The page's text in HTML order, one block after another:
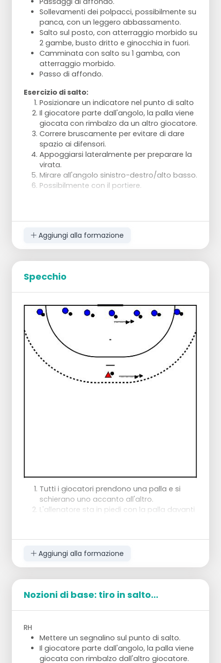
palleggio.
Attraversare la panchina continuando a
palleggiare
Camminare verso il Chukchi, lanciare la
palla. Riprenderla e concludere in porta
Per i più piccoli, si può far tenere loro la palla da
soli o farli palleggiare negli spazi.
Sollevamenti dei polpacci, possibilmente su
panca, con un leggero abbassamento.
Salto sul posto, con atterraggio morbido su
2 gambe, busto dritto e ginocchia in fuori.
Camminata con salto su 1 gamba, con
atterraggio morbido.
Passo di affondo.
Esercizio di salto:
Posizionare un indicatore nel punto di salto
Il giocatore parte dall'angolo, la palla viene
giocata con rimbalzo da un altro giocatore.
Correre bruscamente per evitare di dare
spazio ai difensori.
Appoggiarsi lateralmente per preparare la
virata.
Mirare all'angolo sinistro-destro/alto basso.
Possibilmente con il portiere.
Aggiungi alla formazione
Specchio
Tutti i giocatori prendono una palla e si
schierano uno accanto all'altro.
L'allenatore sta in piedi con la palla davanti
palleggiando come un'immagine
speculare. Se l'allenatore va avanti, loro
Variante:
L'allenatore alza il numero di dita e i
giocatori dicono quante; guardando la
Sdraiarsi durante il palleggio e rialzarsi.
Girare la palla intorno alla vita.
Aggiungi alla formazione
Nozioni di base: tiro in salto...
RH
Mettere un segnalino sul punto di salto.
Il giocatore parte dall'angolo, la palla viene
giocata con rimbalzo dall'altro giocatore.